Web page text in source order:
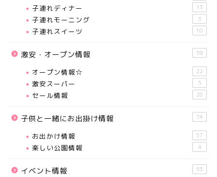
子連れディナー
13
子連れモーニング 3
子連れスイーツ 10
激安・オープン情報 59
オープン情報☆ 22
激安スーパー 5
セール情報 28
子供と一緒にお出掛け情報 74
お出かけ情報 57
楽しい公園情報 4
イベント情報 53